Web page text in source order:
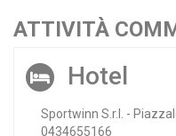
ATTIVITÀ
Hotel
Sportwinn S.r.l. -
0434655166